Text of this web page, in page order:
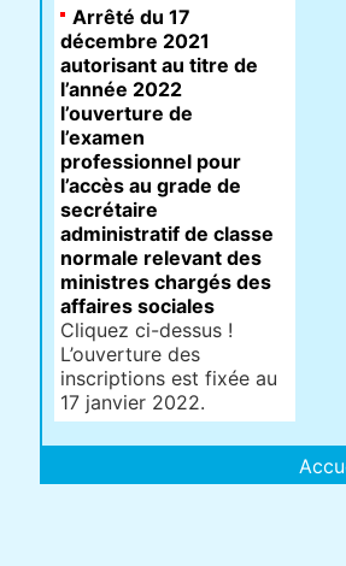
Arrêté du 17
décembre 2021
autorisant au titre de
l’année 2022
l’ouverture de
l’examen
professionnel pour
l’accès au grade de
secrétaire
administratif de classe
normale relevant des
ministres chargés des
affaires sociales
Cliquez ci-dessus !
L’ouverture des
inscriptions est fixée au
17 janvier 2022.